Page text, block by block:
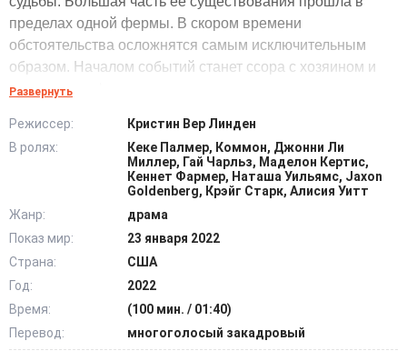
пределах одной фермы. В скором времени
обстоятельства осложнятся самым исключительным
образом. Началом событий станет ссора с хозяином и
владельцем фермерского угодья.
Данное столкновение оказалось причиной побега.
Целью было спасение собственной жизни девушки, а
итогом станет невероятное путешествие. Причем
прибудет она в будущее, а конкретно 1973 год.
Неизвестное явление помогло героине, но не решило
все ее бедствия. В этом новом для себя мире, девушка
решает исправить все возможные вопросы касательно
неравенства общества вокруг. Несмотря на равные
возможности перед законом, мир еще далек от
справедливости. @Filmix.fan
Развернуть
Режиссер:
Кристин Вер Линден
В ролях:
Кеке Палмер, Коммон, Джонни Ли
Миллер, Гай Чарльз, Маделон Кертис,
Кеннет Фармер, Наташа Уильямс, Jaxon
Goldenberg, Крэйг Старк, Алисия Уитт
Жанр:
драма
Показ мир:
23 января 2022
Страна:
США
Год:
2022
Время:
(100 мин. / 01:40)
Перевод:
многоголосый закадровый